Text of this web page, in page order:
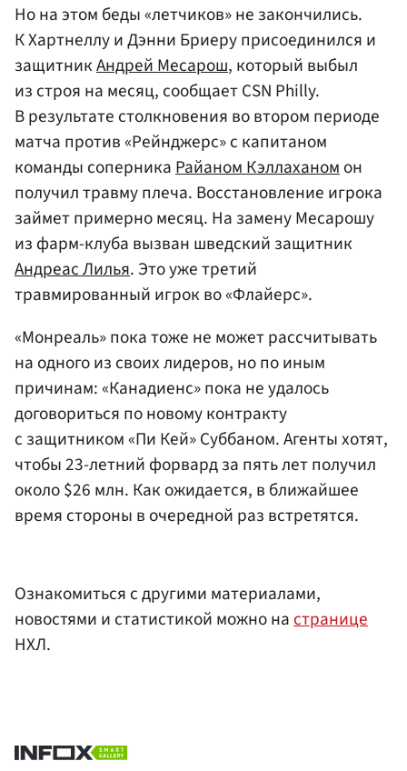
Но на этом беды «летчиков» не закончились.
К Хартнеллу и Дэнни Бриеру присоединился и
защитникАндрей Месарош, который выбыл
из строя на месяц, сообщает CSN Philly.
В результате столкновения во втором периоде
матча против «Рейнджерс» с капитаном
команды соперникаРайаном Кэллаханомон
получил травму плеча. Восстановление игрока
займет примерно месяц. На замену Месарошу
из фарм-клуба вызван шведский защитник
Андреас Лилья. Это уже третий
травмированный игрок во «Флайерс».
«Монреаль» пока тоже не может рассчитывать
на одного из своих лидеров, но по иным
причинам: «Канадиенс» пока не удалось
договориться по новому контракту
с защитником «Пи Кей» Суббаном. Агенты хотят,
чтобы 23-летний форвард за пять лет получил
около $26 млн. Как ожидается, в ближайшее
время стороны в очередной раз встретятся.
Ознакомиться с другими материалами,
новостями и статистикой можно настранице
НХЛ.